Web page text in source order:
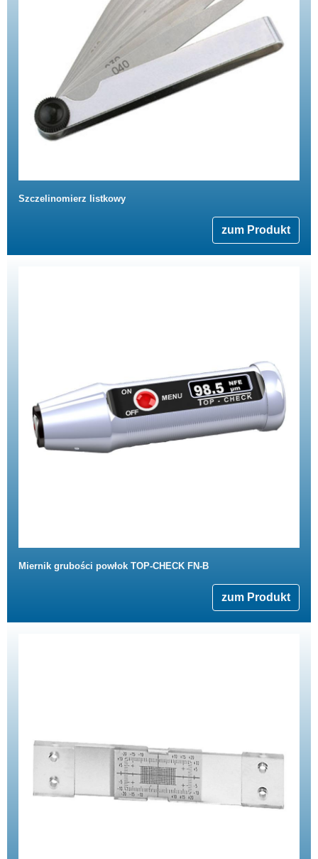
Szczelinomierz listkowy
zum Produkt
Miernik grubości powłok TOP-CHECK FN-B
zum Produkt